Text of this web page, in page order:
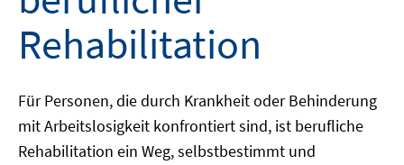
Rehabilitation
Für Personen, die durch Krankheit oder Behinderung
mit Arbeitslosigkeit konfrontiert sind, ist berufliche
Rehabilitation ein Weg, selbstbestimmt und